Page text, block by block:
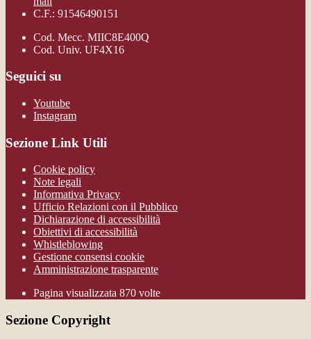
C.F.: 91546490151
Cod. Mecc. MIIC8E400Q
Cod. Univ. UF4X16
Seguici su
Youtube
Instagram
Sezione Link Utili
Cookie policy
Note legali
Informativa Privacy
Ufficio Relazioni con il Pubblico
Dichiarazione di accessibilità
Obiettivi di accessibilità
Whistleblowing
Gestione consensi cookie
Amministrazione trasparente
Pagina visualizzata 870 volte
Sezione Copyright